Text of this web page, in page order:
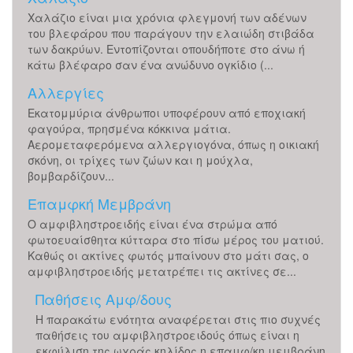
Χαλάζιο είναι μια χρόνια φλεγμονή των αδένων
του βλεφάρου που παράγουν την ελαιώδη στιβάδα
των δακρύων. Εντοπίζονται οπουδήποτε στο άνω ή
κάτω βλέφαρο σαν ένα ανώδυνο ογκίδιο (...
Αλλεργίες
Εκατομμύρια άνθρωποι υποφέρουν από εποχιακή
φαγούρα, πρησμένα κόκκινα μάτια.
Αερομεταφερόμενα αλλεργιογόνα, όπως η οικιακή
σκόνη, οι τρίχες των ζώων και η μούχλα,
βομβαρδίζουν...
Επαμφκή Μεμβράνη
Ο αμφιβληστροειδής είναι ένα στρώμα από
φωτοευαίσθητα κύτταρα στο πίσω μέρος του ματιού.
Καθώς οι ακτίνες φωτός μπαίνουν στο μάτι σας, ο
αμφιβληστροειδής μετατρέπει τις ακτίνες σε...
Παθήσεις Αμφ/δους
Η παρακάτω ενότητα αναφέρεται στις πιο συχνές
παθήσεις του αμφιβληστροειδούς όπως είναι η